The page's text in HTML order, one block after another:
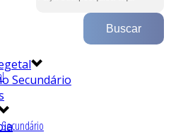
Secundário